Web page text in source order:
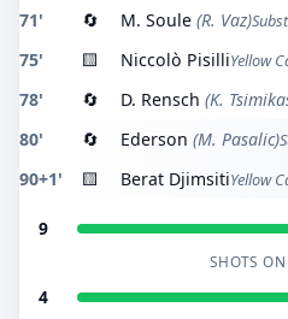
71' 🔄 M. Soule (R. Vaz)
75' 🟨 Niccolò PisilliYellow
78' 🔄 D. Rensch (K.
80' 🔄 Ederson (M. Pasalic)
90+1' 🟨 Berat DjimsitiYellow
9
SHOTS ON
4